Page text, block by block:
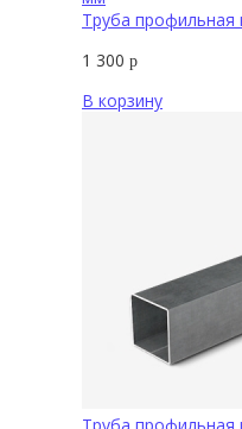
Труба профильная
1 300 р
В корзину
Труба профильная